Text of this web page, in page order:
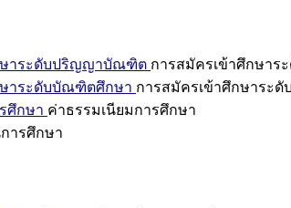
ษาระดับปริญญาบัณฑิต การสมัครเข้าศึกษา
าระดับบัณฑิตศึกษา การสมัครเข้าศึกษาระ
ศึกษา ค่าธรรมเนียมการศึกษา
ารศึกษา